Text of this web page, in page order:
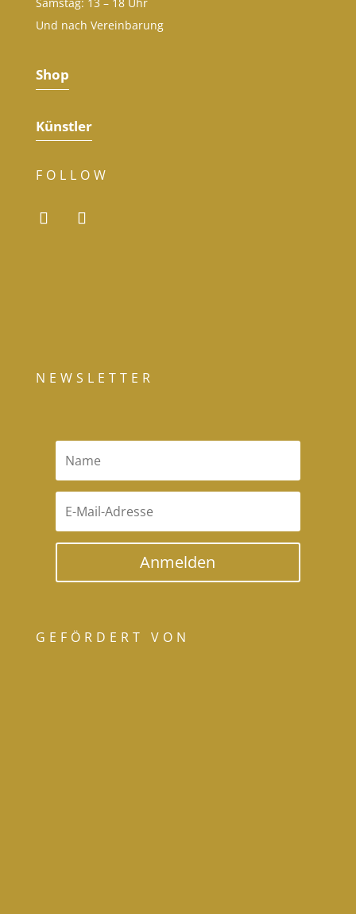
Und nach Vereinbarung
Shop
Künstler
FOLLOW
NEWSLETTER
Anmelden
GEFÖRDERT VON